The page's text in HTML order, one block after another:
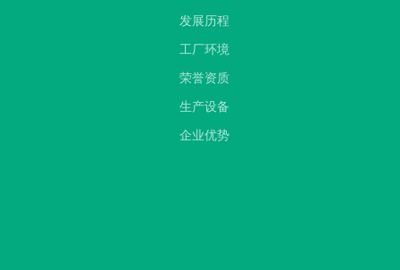
发展历程
工厂环境
荣誉资质
生产设备
企业优势